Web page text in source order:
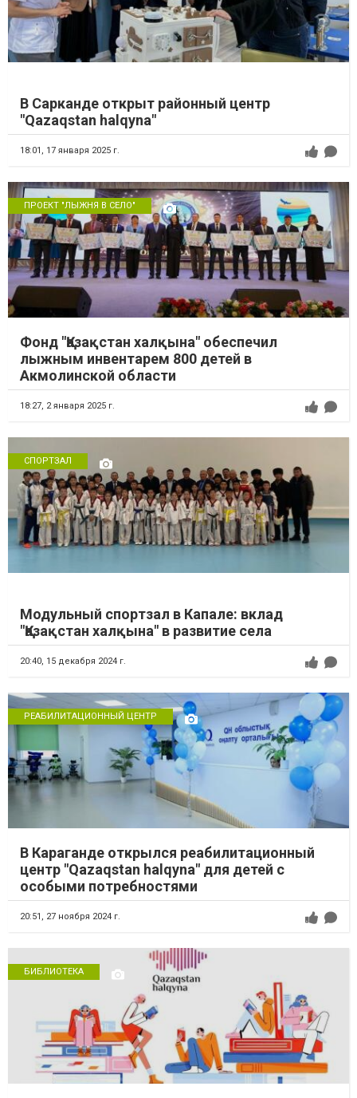
В Сарканде открыт районный центр
"Qazaqstan halqyna"
18:01, 17 января 2025 г.
ПРОЕКТ "ЛЫЖНЯ В СЕЛО"
Фонд "Қазақстан халқына" обеспечил
лыжным инвентарем 800 детей в
Акмолинской области
18:27, 2 января 2025 г.
СПОРТЗАЛ
Модульный спортзал в Капале: вклад
"Қазақстан халқына" в развитие села
20:40, 15 декабря 2024 г.
РЕАБИЛИТАЦИОННЫЙ ЦЕНТР
В Караганде открылся реабилитационный
центр "Qazaqstan halqyna" для детей с
особыми потребностями
20:51, 27 ноября 2024 г.
БИБЛИОТЕКА